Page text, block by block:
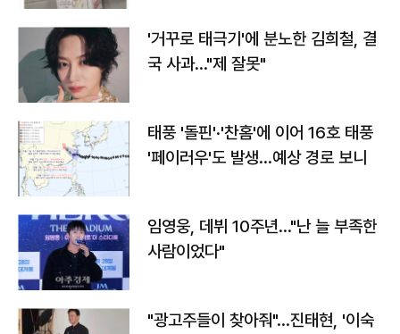
'거꾸로 태극기'에 분노한 김희철, 결
국 사과…"제 잘못"
태풍 '돌핀'·'찬홈'에 이어 16호 태풍
'페이러우'도 발생…예상 경로 보니
임영웅, 데뷔 10주년…"난 늘 부족한
사람이었다"
"광고주들이 찾아줘"…진태현, '이숙